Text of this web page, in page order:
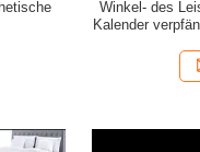
Winkel- des
Kalender